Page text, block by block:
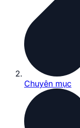
Chuyên mục